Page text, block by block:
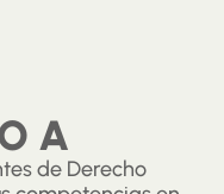
A
de Derecho